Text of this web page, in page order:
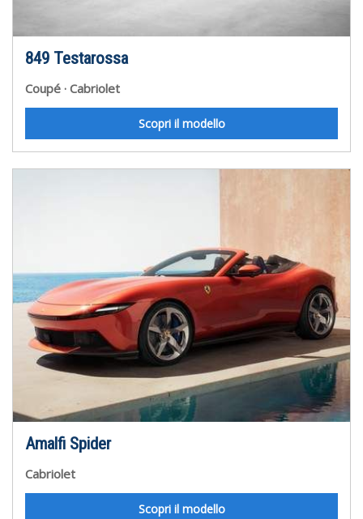
849 Testarossa
Coupé Cabriolet
Scopri il modello
Amalfi Spider
Cabriolet
Scopri il modello